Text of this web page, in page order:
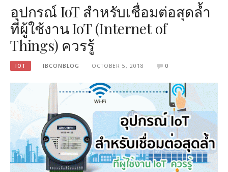
อุปกรณ์ IoT สำหรับเชื่อมต่อสุดล้ำ
ที่ผู้ใช้งาน IoT (Internet of
Things) ควรรู้
IOT IBCONBLOG OCTOBER 5, 2018 0